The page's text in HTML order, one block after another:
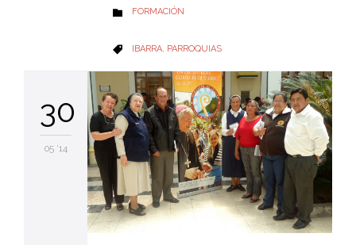
 CATEGORY
FORMACIÓN
 CATEGORY
IBARRA, PARROQUIAS
30
05 '14